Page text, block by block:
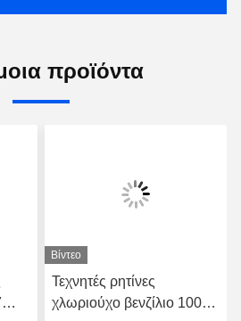
προϊόντα
Βίντεο
Τεχνητές ρητίνες
χλωριούχο βενζίλιο 100